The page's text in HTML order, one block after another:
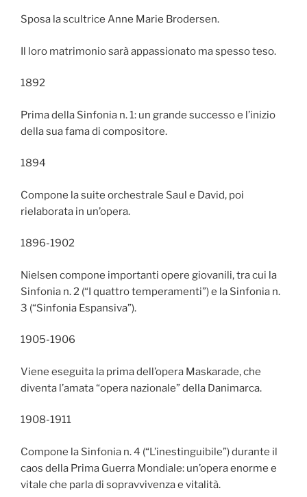
Sposa la scultrice Anne Marie Brodersen.
Il loro matrimonio sarà appassionato ma spesso teso.
1892
Prima della Sinfonia n. 1: un grande successo e l’inizio
della sua fama di compositore.
1894
Compone la suite orchestrale Saul e David, poi
rielaborata in un’opera.
1896-1902
Nielsen compone importanti opere giovanili, tra cui la
Sinfonia n. 2 (“I quattro temperamenti”) e la Sinfonia n.
3 (“Sinfonia Espansiva”).
1905-1906
Viene eseguita la prima dell’opera Maskarade, che
diventa l’amata “opera nazionale” della Danimarca.
1908-1911
Compone la Sinfonia n. 4 (“L’inestinguibile”) durante il
caos della Prima Guerra Mondiale: un’opera enorme e
vitale che parla di sopravvivenza e vitalità.